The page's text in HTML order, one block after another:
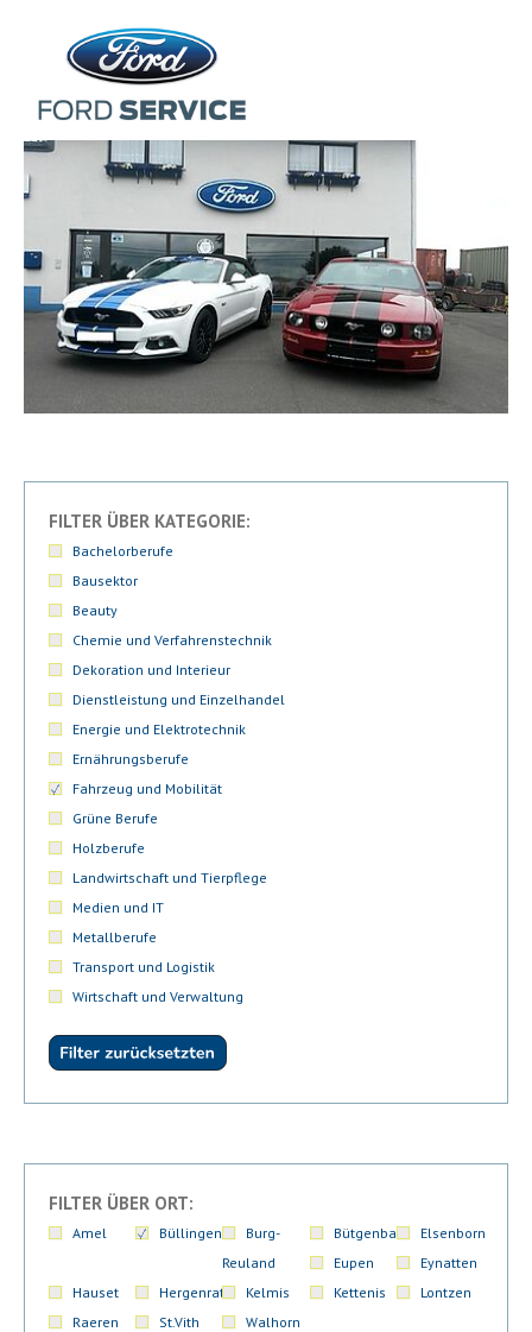
FILTER ÜBER KATEGORIE:
Bachelorberufe
Bausektor
Beauty
Chemie und Verfahrenstechnik
Dekoration und Interieur
Dienstleistung und Einzelhandel
Energie und Elektrotechnik
Ernährungsberufe
Fahrzeug und Mobilität
Grüne Berufe
Holzberufe
Landwirtschaft und Tierpflege
Medien und IT
Metallberufe
Transport und Logistik
Wirtschaft und Verwaltung
FILTER ÜBER ORT:
Amel Büllingen
Burg-
Reuland
Bütgenbach
Elsenborn
Eupen
Eynatten
Hauset
Hergenrath Kelmis Kettenis
Lontzen
Raeren
St.Vith Walhorn